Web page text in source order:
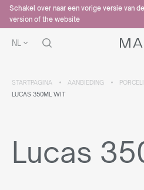
Schakel over naar een vorige versie van
version of the website
NL
STARTPAGINA AANBIEDING
LUCAS 350ML WIT
Lucas